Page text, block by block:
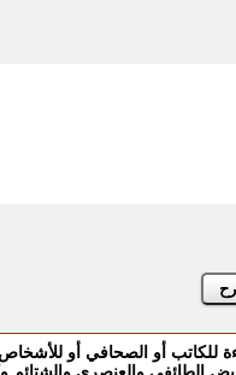
للكاتب أو الصحافي أو